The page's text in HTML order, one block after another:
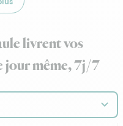
livrent vos
jour même, 7j/7